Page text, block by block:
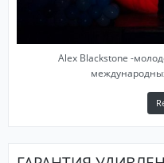
Alex Blackstone -